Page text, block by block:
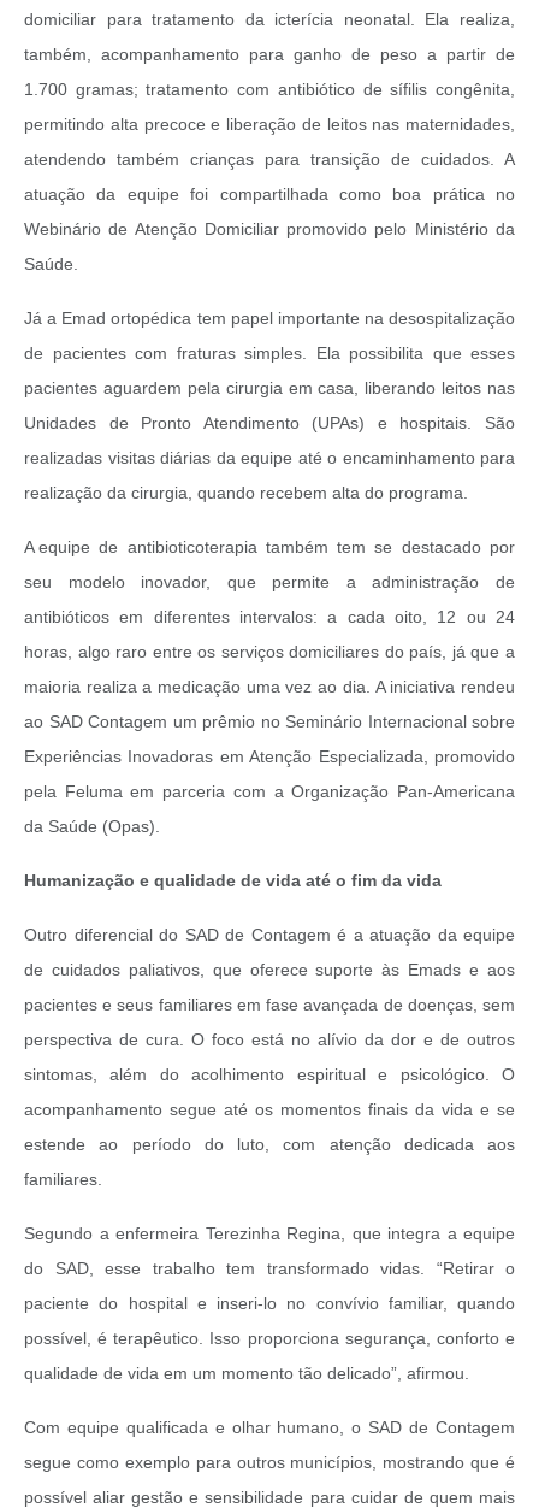
domiciliar para tratamento da icterícia neonatal. Ela realiza,
também, acompanhamento para ganho de peso a partir de
1.700 gramas; tratamento com antibiótico de sífilis congênita,
permitindo alta precoce e liberação de leitos nas maternidades,
atendendo também crianças para transição de cuidados. A
atuação da equipe foi compartilhada como boa prática no
Webinário de Atenção Domiciliar promovido pelo Ministério da
Saúde.
Já a Emad ortopédica tem papel importante na desospitalização
de pacientes com fraturas simples. Ela possibilita que esses
pacientes aguardem pela cirurgia em casa, liberando leitos nas
Unidades de Pronto Atendimento (UPAs) e hospitais. São
realizadas visitas diárias da equipe até o encaminhamento para
realização da cirurgia, quando recebem alta do programa.
A equipe de antibioticoterapia também tem se destacado por
seu modelo inovador, que permite a administração de
antibióticos em diferentes intervalos: a cada oito, 12 ou 24
horas, algo raro entre os serviços domiciliares do país, já que a
maioria realiza a medicação uma vez ao dia. A iniciativa rendeu
ao SAD Contagem um prêmio no Seminário Internacional sobre
Experiências Inovadoras em Atenção Especializada, promovido
pela Feluma em parceria com a Organização Pan-Americana
da Saúde (Opas).
Humanização e qualidade de vida até o fim da vida
Outro diferencial do SAD de Contagem é a atuação da equipe
de cuidados paliativos, que oferece suporte às Emads e aos
pacientes e seus familiares em fase avançada de doenças, sem
perspectiva de cura. O foco está no alívio da dor e de outros
sintomas, além do acolhimento espiritual e psicológico. O
acompanhamento segue até os momentos finais da vida e se
estende ao período do luto, com atenção dedicada aos
familiares.
Segundo a enfermeira Terezinha Regina, que integra a equipe
do SAD, esse trabalho tem transformado vidas. “Retirar o
paciente do hospital e inseri-lo no convívio familiar, quando
possível, é terapêutico. Isso proporciona segurança, conforto e
qualidade de vida em um momento tão delicado”, afirmou.
Com equipe qualificada e olhar humano, o SAD de Contagem
segue como exemplo para outros municípios, mostrando que é
possível aliar gestão e sensibilidade para cuidar de quem mais